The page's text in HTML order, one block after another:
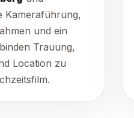
Kameraführung,
und ein
Trauung,
Location zu